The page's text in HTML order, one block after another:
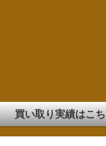
買い取り実績はこ